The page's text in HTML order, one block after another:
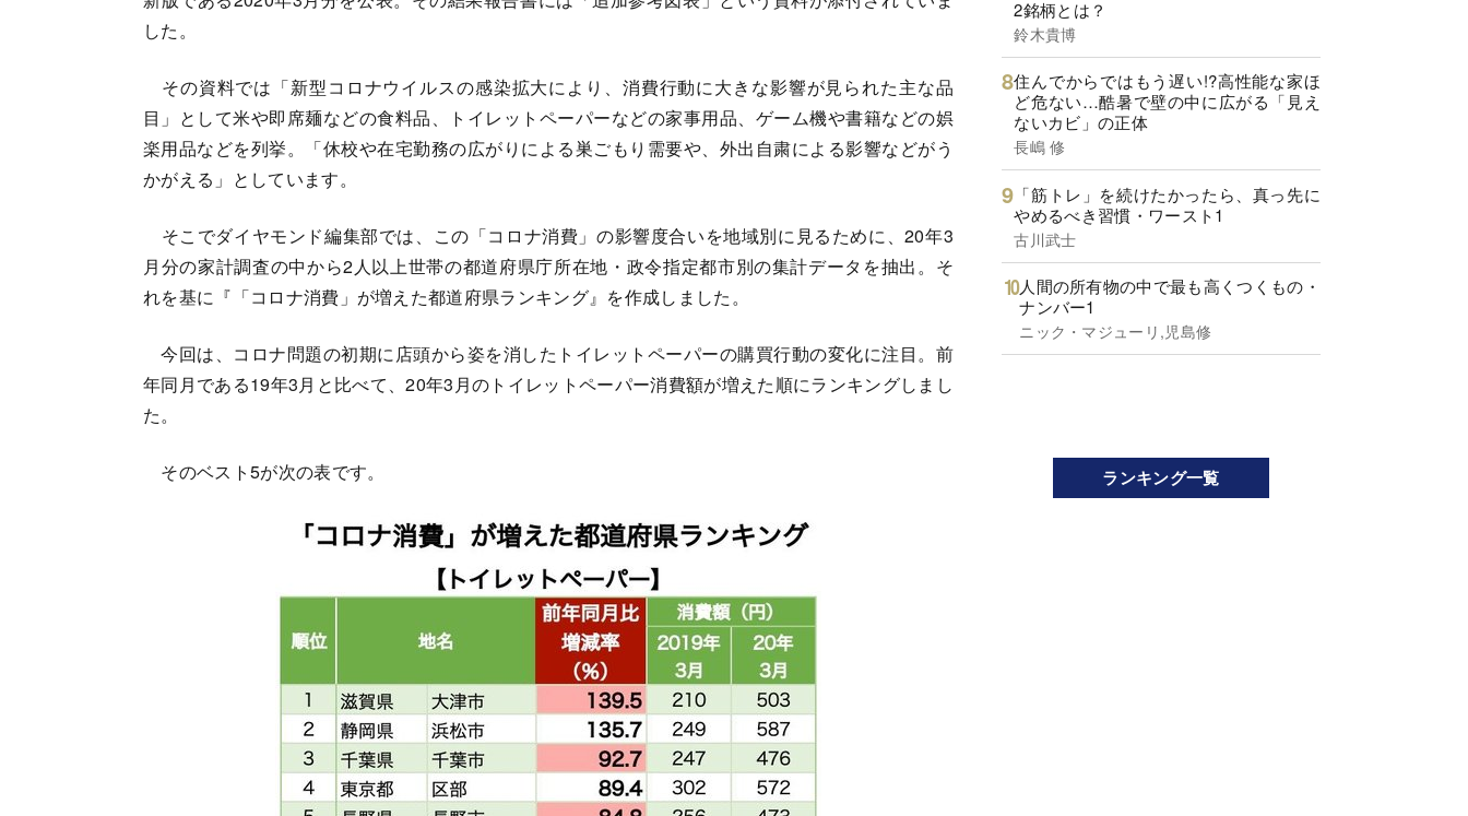
した。
その資料では「新型コロナウイルスの感染拡大により、消費行動に大きな影響が見られた主な品
目」として米や即席麺などの食料品、トイレットペーパーなどの家事用品、ゲーム機や書籍などの娯
楽用品などを列挙。「休校や在宅勤務の広がりによる巣ごもり需要や、外出自粛による影響などがう
かがえる」としています。
そこでダイヤモンド編集部では、この「コロナ消費」の影響度合いを地域別に見るために、20年3
月分の家計調査の中から2人以上世帯の都道府県庁所在地・政令指定都市別の集計データを抽出。そ
れを基に『「コロナ消費」が増えた都道府県ランキング』を作成しました。
今回は、コロナ問題の初期に店頭から姿を消したトイレットペーパーの購買行動の変化に注目。前
年同月である19年3月と比べて、20年3月のトイレットペーパー消費額が増えた順にランキングしまし
た。
そのベスト5が次の表です。
2銘柄とは？
鈴木貴博
住んでからではもう遅い!?高性能な家ほ
ど危ない…酷暑で壁の中に広がる「見え
ないカビ」の正体
長嶋 修
「筋トレ」を続けたかったら、真っ先に
やめるべき習慣・ワースト1
古川武士
人間の所有物の中で最も高くつくもの・
ナンバー1
ニック・マジューリ,児島修
ランキング一覧